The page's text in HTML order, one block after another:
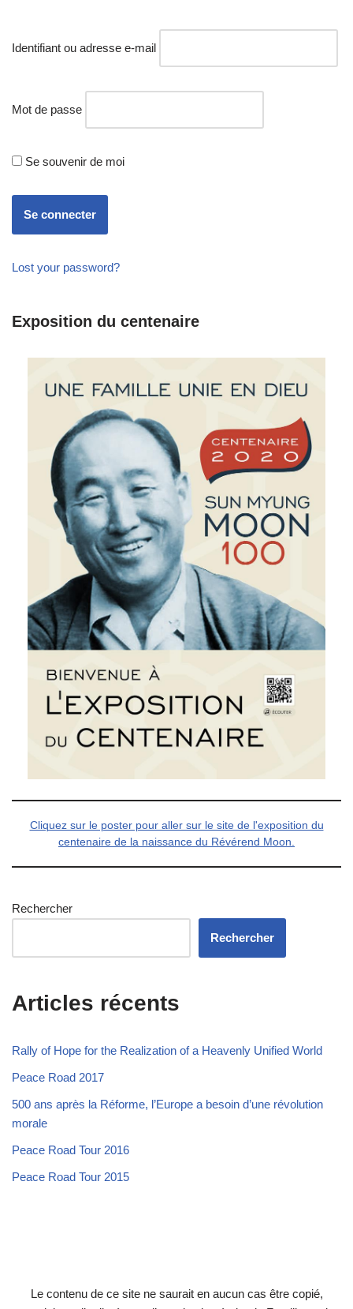
Identifiant ou adresse e-mail
Mot de passe
Se souvenir de moi
Lost your password?
Exposition du centenaire
Cliquez sur le poster pour aller sur le site de l'exposition du
centenaire de la naissance du Révérend Moon.
Rechercher
Rechercher
Articles récents
Rally of Hope for the Realization of a Heavenly Unified World
Peace Road 2017
500 ans après la Réforme, l’Europe a besoin d’une révolution
morale
Peace Road Tour 2016
Peace Road Tour 2015
Le contenu de ce site ne saurait en aucun cas être copié,